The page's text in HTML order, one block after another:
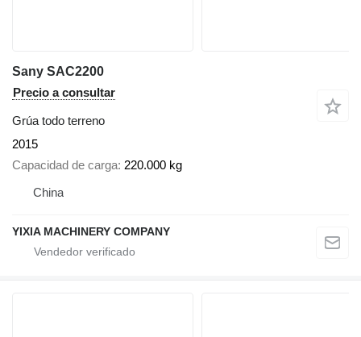
Sany SAC2200
Precio a consultar
Grúa todo terreno
2015
Capacidad de carga 220.000 kg
China
YIXIA MACHINERY COMPANY